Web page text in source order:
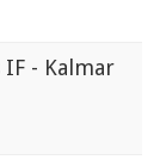
- Kalmar